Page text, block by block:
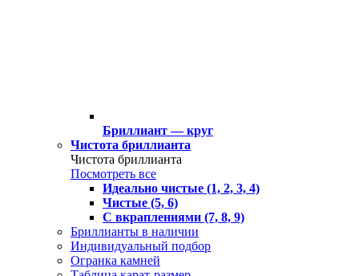
Бриллиант — круг
Чистота бриллианта
Чистота бриллианта
Посмотреть все
Идеально чистые (1, 2, 3, 4)
Чистые (5, 6)
С вкраплениями (7, 8, 9)
Бриллианты в наличии
Индивидуальный подбор
Огранка камней